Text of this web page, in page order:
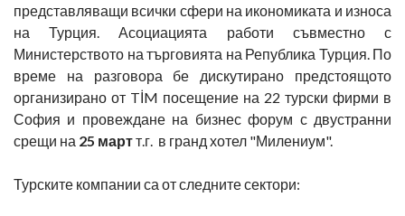
представляващи всички сфери на икономиката и износа
на Турция. Асоциацията работи съвместно с
Министерството на търговията на Република Турция. По
време на разговора бе дискутирано предстоящото
организирано от TİM посещение на 22 турски фирми в
София и провеждане на бизнес форум с двустранни
срещи на 25 мартт.г. в гранд хотел "Милениум".
Турските компании са от следните сектори: